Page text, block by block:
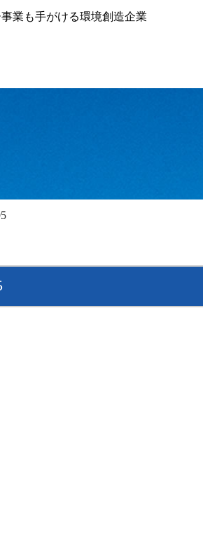
業も手がける環境創造企業